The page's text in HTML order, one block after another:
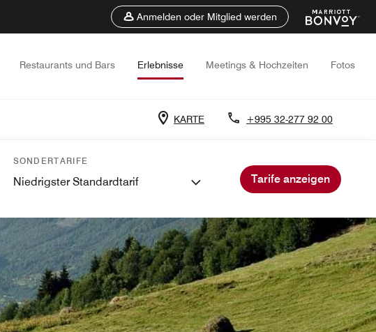
Anmelden oder Mitglied werden
Restaurants und Bars Erlebnisse Meetings & Hochzeiten Fotos
KARTE +995 32-277 92 00
SONDERTARIFE
Niedrigster Standardtarif Tarife anzeigen